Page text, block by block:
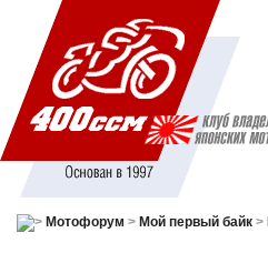
Мотофорум > Мой первый байк>